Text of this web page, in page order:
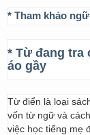
* Tham khảo
* Từ đang tra
áo gầy
Từ điển là loại
vốn từ ngữ và
việc học tiếng mẹ